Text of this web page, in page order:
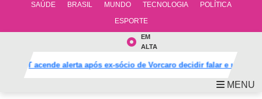
SAÚDE
BRASIL MUNDO TECNOLOGIA
POLÍTICA
ESPORTE
EM
ALTA
PT acende alerta após ex-sócio de Vorcaro decidir falar e mudar
MENU